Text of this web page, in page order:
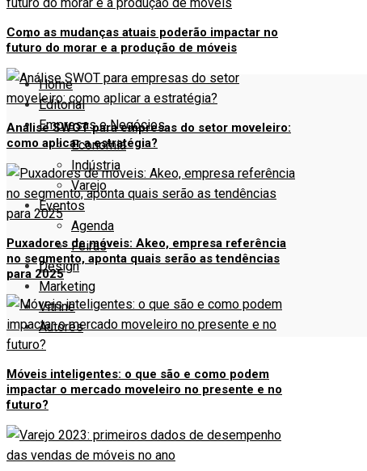
AUTORES
Home
Editorial
Empresas e Negócios
Economia
Indústria
Varejo
Eventos
Agenda
Feiras
Design
Marketing
Vitrine
Autores
Como as mudanças atuais poderão impactar no
futuro do morar e a produção de móveis
Análise SWOT para empresas do setor moveleiro:
como aplicar a estratégia?
Puxadores de móveis: Akeo, empresa referência
no segmento, aponta quais serão as tendências
para 2025
Móveis inteligentes: o que são e como podem
impactar o mercado moveleiro no presente e no
futuro?